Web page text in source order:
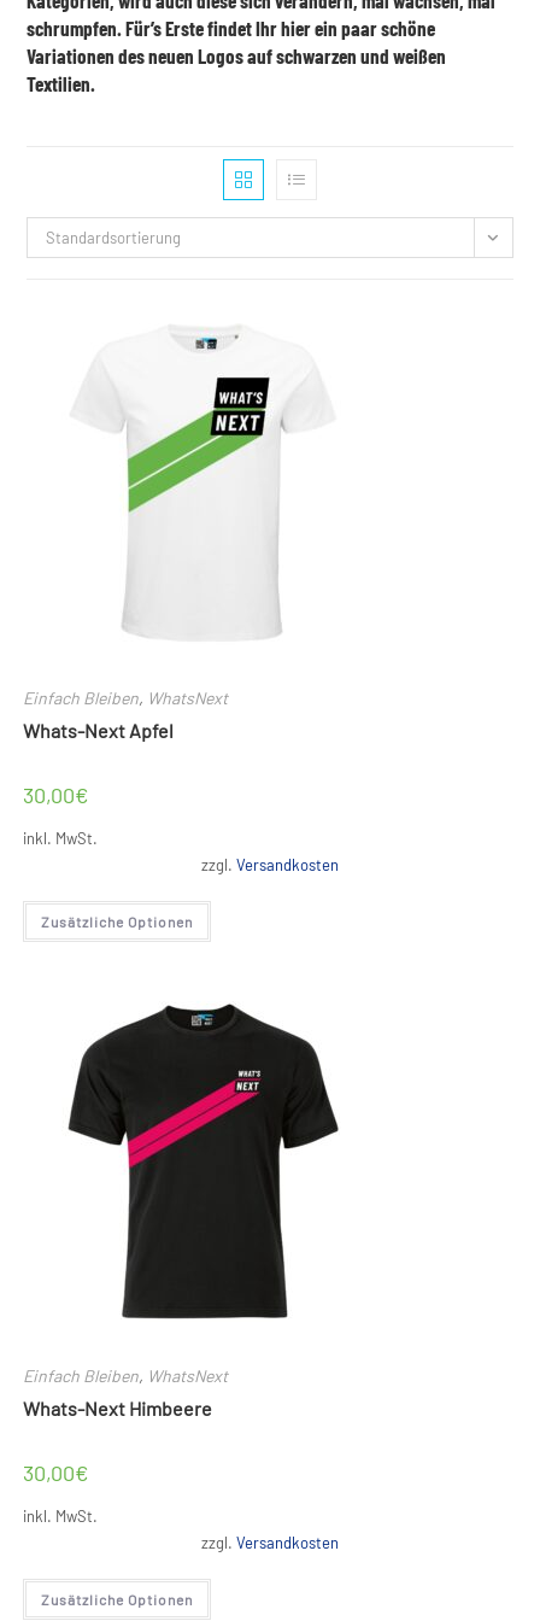
schrumpfen. Für’s Erste findet Ihr hier ein paar schöne
Variationen des neuen Logos auf schwarzen und weißen
Textilien.
Standardsortierung
Einfach Bleiben, WhatsNext
Whats-Next Apfel
30,00€
inkl. MwSt.
zzgl. Versandkosten
Zusätzliche Optionen
Dieses
weist
Die
Optionen
der
Produktseite
gewählt
werden
Einfach Bleiben, WhatsNext
Whats-Next Himbeere
30,00€
inkl. MwSt.
zzgl. Versandkosten
Zusätzliche Optionen
Dieses